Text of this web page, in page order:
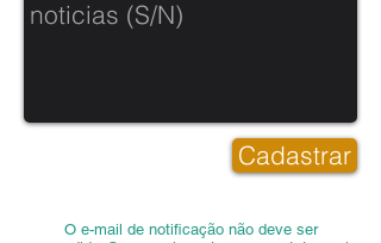
O e-mail de notificação não deve ser
Cadastrar